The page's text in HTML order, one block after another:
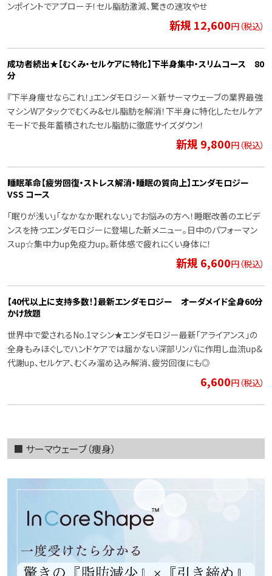
ンポイントでアプローチ！セル脂肪激減、驚きの速攻やせ
新規 12,600円（税込）
成功者続出★【むくみ・セルケアに特化】下半身集中・スリムコース 80
分
『下半身痩せならこれ！』エンダモロジー×新サーマウェーブの業界最強
マシンWアタックでむくみ&セル脂肪を解消！下半身に特化したセルケア
モードで長年蓄積されたセル脂肪に徹底サイズダウン！
新規 9,800円（税込）
睡眠革命【疲労回復・ストレス解消・睡眠の質向上】エンダモロジー
VSS コース
「眠りが浅い」「なかなか眠れない」でお悩みの方へ！睡眠改善のエビデ
ンスを持つエンダモロジーに登場した新メニュー。日中のパフォーマン
スup☆集中力up免疫力up。新体感で疲れにくい身体に！
新規 6,600円（税込）
【40代以上に支持多数！】最新エンダモロジー オーダメイド全身60分
かけ放題
世界中で愛されるNo.1マシン★エンダモロジー最新「アライアンス」の
全身もみほぐしでハンドケアでは届かない深部リンパに作用し血流up&
代謝up、セルケア、むくみ溜め込み解消、疲労回復にも◎
6,600円（税込）
■ サーマウェーブ（痩身）